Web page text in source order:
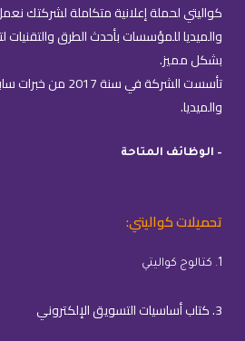
كواليتي لحملة إعلانية متكاملة لشركتك
والميديا للمؤسسات بأحدث الطرق والتقنيات
بشكل مميز.
تأسست الشركة في
والميديا.
– الوظائف المتاحة
تحميلات كواليتي:
1. كتالوج كواليتي
3. كتاب أساسيات التسويق الإلكتروني